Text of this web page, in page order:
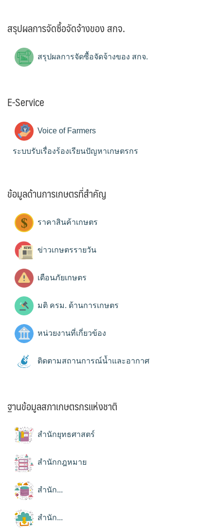
สรุปผลการจัดซื้อจัดจ้างของ สกจ.
สรุปผลการจัดซื้อจัดจ้างของ สกจ.
E-Service
Voice of Farmers
ระบบรับเรื่องร้องเรียนปัญหาเกษตรกร
ข้อมูลด้านการเกษตรที่สำคัญ
ราคาสินค้าเกษตร
ข่าวเกษตรรายวัน
เตือนภัยเกษตร
มติ ครม. ด้านการเกษตร
หน่วยงานที่เกี่ยวข้อง
ติดตามสถานการณ์น้ำและอากาศ
ฐานข้อมูลสภาเกษตรกรแห่งชาติ
สำนักยุทธศาสตร์
สำนักกฎหมาย
สำนัก...
สำนัก...